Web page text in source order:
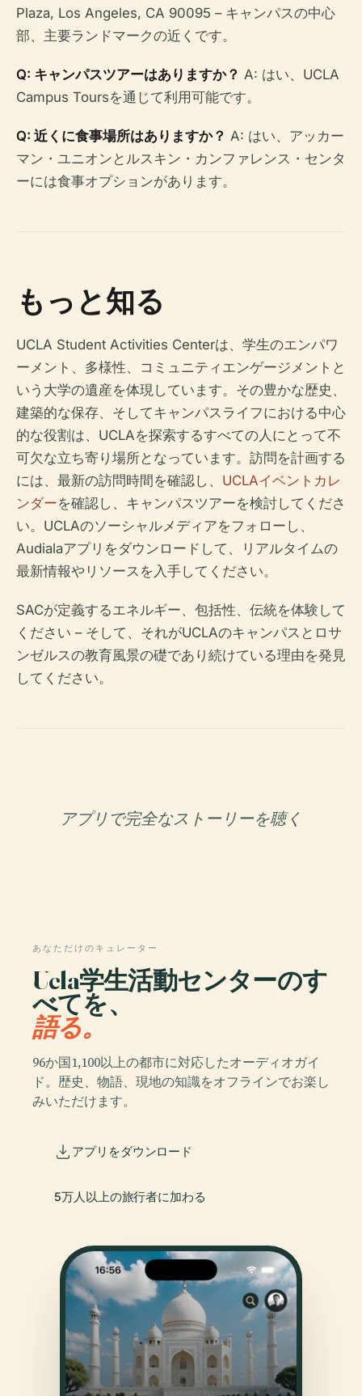
Plaza, Los Angeles, CA 90095 – キャンパスの中心
部、主要ランドマークの近くです。
Q: キャンパスツアーはありますか？ A: はい、UCLA
Campus Toursを通じて利用可能です。
Q: 近くに食事場所はありますか？ A: はい、アッカー
マン・ユニオンとルスキン・カンファレンス・センタ
ーには食事オプションがあります。
もっと知る
UCLA Student Activities Centerは、学生のエンパワ
ーメント、多様性、コミュニティエンゲージメントと
いう大学の遺産を体現しています。その豊かな歴史、
建築的な保存、そしてキャンパスライフにおける中心
的な役割は、UCLAを探索するすべての人にとって不
可欠な立ち寄り場所となっています。訪問を計画する
には、最新の訪問時間を確認し、 UCLAイベントカレ
ンダーを確認し、キャンパスツアーを検討してくださ
い。UCLAのソーシャルメディアをフォローし、
Audialaアプリをダウンロードして、リアルタイムの
最新情報やリソースを入手してください。
SACが定義するエネルギー、包括性、伝統を体験して
ください – そして、それがUCLAのキャンパスとロサ
ンゼルスの教育風景の礎であり続けている理由を発見
してください。
アプリで完全なストーリーを聴く
あなただけのキュレーター
Ucla学生活動センターのす
べてを、
語る。
96か国1,100以上の都市に対応したオーディオガイ
ド。歴史、物語、現地の知識をオフラインでお楽し
みいただけます。
アプリをダウンロード
5万人以上の旅行者に加わる